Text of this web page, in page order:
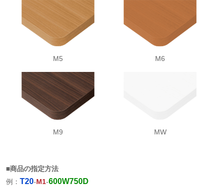
M5 M6
M9 MW
■商品の指定方法
例：T20-M1-600W750D